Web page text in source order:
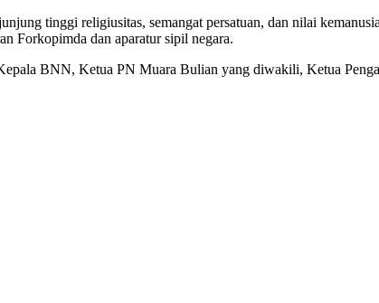
tinggi religiusitas, semangat persatuan, dan nilai
Forkopimda dan aparatur sipil negara.
BNN, Ketua PN Muara Bulian yang diwakili, Ketua